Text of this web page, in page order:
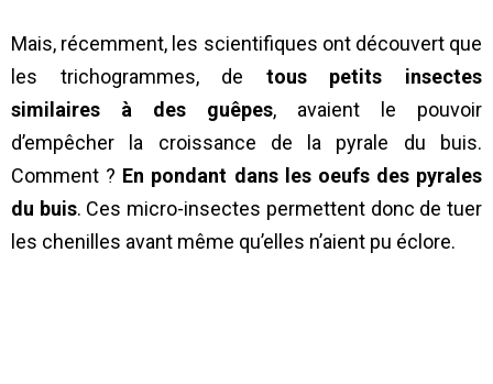
Mais, récemment, les scientifiques ont découvert que
les trichogrammes, de tous petits insectes
similaires à des guêpes, avaient le pouvoir
d’empêcher la croissance de la pyrale du buis.
Comment ? En pondant dans les oeufs des pyrales
du buis. Ces micro-insectes permettent donc de tuer
les chenilles avant même qu’elles n’aient pu éclore.